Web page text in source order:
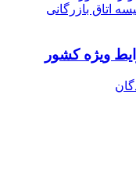
اتاق بازرگانی
ویژه کشور